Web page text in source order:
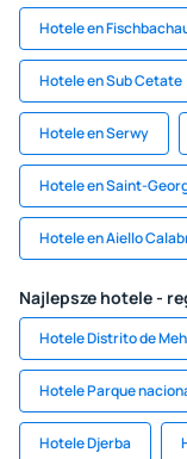
Hotele en
Hotele en Sub Cetate
Hotele en Serwy
Hotele en Saint-
Hotele en Aiello
Najlepsze hotele -
Hotele Distrito de
Hotele Parque
Hotele Djerba